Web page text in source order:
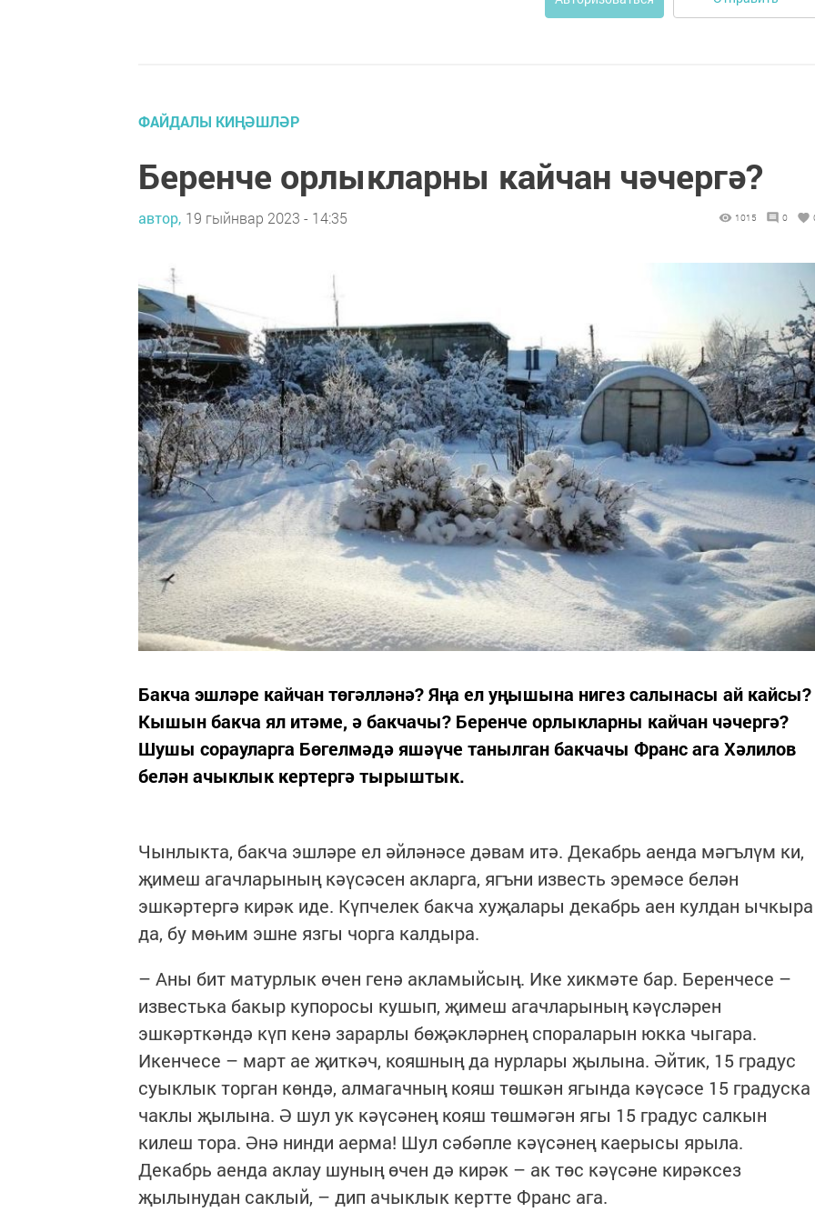
ФАЙДАЛЫ КИҢӘШЛӘР
Беренче орлыкларны кайчан чәчергә?
автор, 19 гыйнвар 2023 - 14:35 1015 0
Бакча эшләре кайчан төгәлләнә? Яңа ел уңышына нигез салынасы ай кайсы?
Кышын бакча ял итәме, ә бакчачы? Беренче орлыкларны кайчан чәчергә?
Шушы сорауларга Бөгелмәдә яшәүче танылган бакчачы Франс ага Хәлилов
белән ачыклык кертергә тырыштык.
Чынлыкта, бакча эшләре ел әйләнәсе дәвам итә. Декабрь аенда мәгълүм ки,
җимеш агачларының кәүсәсен акларга, ягъни известь эремәсе белән
эшкәртергә кирәк иде. Күпчелек бакча хуҗалары декабрь аен кулдан ычкыра
да, бу мөһим эшне язгы чорга калдыра.
– Аны бит матурлык өчен генә акламыйсың. Ике хикмәте бар. Беренчесе –
известька бакыр купоросы кушып, җимеш агачларының кәүсләрен
эшкәрткәндә күп кенә зарарлы бөҗәкләрнең спораларын юкка чыгара.
Икенчесе – март ае җиткәч, кояшның да нурлары җылына. Әйтик, 15 градус
суыклык торган көндә, алмагачның кояш төшкән ягында кәүсәсе 15 градуска
чаклы җылына. Ә шул ук кәүсәнең кояш төшмәгән ягы 15 градус салкын
килеш тора. Әнә нинди аерма! Шул сәбәпле кәүсәнең каерысы ярыла.
Декабрь аенда аклау шуның өчен дә кирәк – ак төс кәүсәне кирәксез
җылынудан саклый, – дип ачыклык кертте Франс ага.